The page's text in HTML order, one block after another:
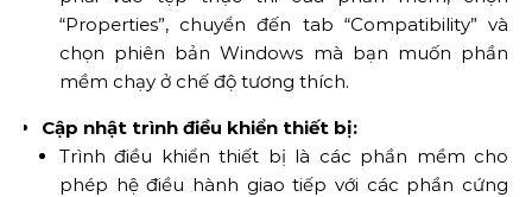
“Properties”, chuyển đến tab “Compatibility” và
chọn phiên bản Windows mà bạn muốn phần
mềm chạy ở chế độ tương thích.
Cập nhật trình điều khiển thiết bị:
Trình điều khiển thiết bị là các phần mềm cho
phép hệ điều hành giao tiếp với các phần cứng